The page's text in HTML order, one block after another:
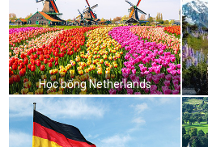
Học bổng Netherlands